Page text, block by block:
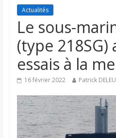
Actualités
Le sous-
(type 218SG)
essais à la
16 février 2022 Patrick